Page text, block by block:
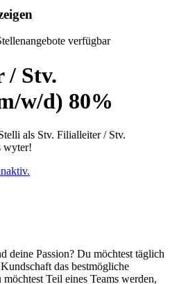
verfügbar
/ Stv.
w/d) 80%
als Stv. Filialleiter / Stv.
wyter!
deine Passion? Du möchtest täglich
das bestmögliche
Teil eines Teams werden,